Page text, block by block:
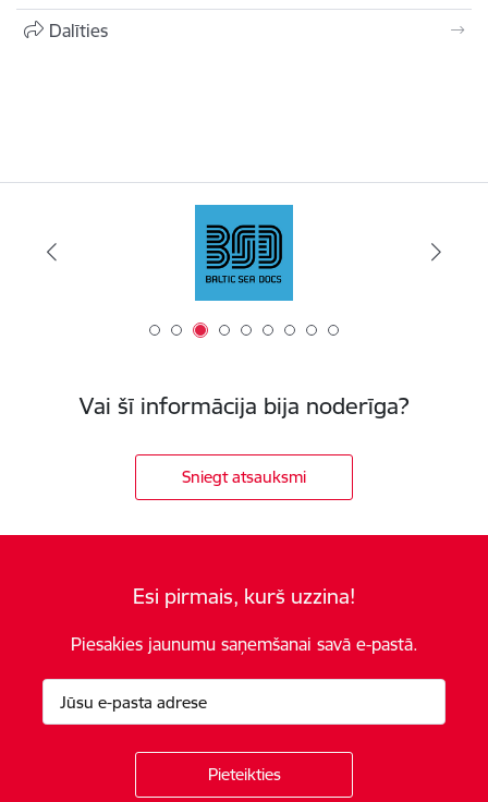
Dalīties
Vai šī informācija bija noderīga?
Sniegt atsauksmi
Esi pirmais, kurš uzzina!
Piesakies jaunumu saņemšanai savā e-pastā.